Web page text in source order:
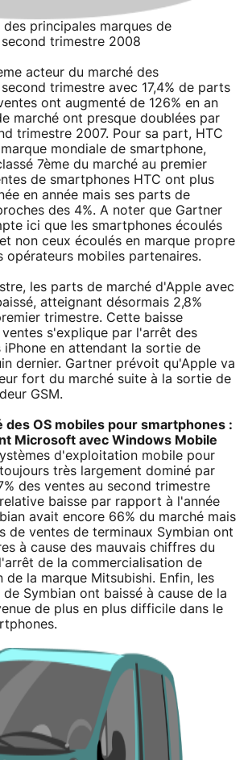
des principales marques de
trimestre 2008
acteur du marché des
trimestre avec 17,4% de parts
ont augmenté de 126% en an
marché ont presque doublées par
trimestre 2007. Pour sa part, HTC
mondiale de smartphone,
7ème du marché au premier
de smartphones HTC ont plus
en année mais ses parts de
des 4%. A noter que Gartner
ici que les smartphones écoulés
non ceux écoulés en marque propre
opérateurs mobiles partenaires.
les parts de marché d'Apple avec
atteignant désormais 2,8%
trimestre. Cette baisse
s'explique par l'arrêt des
iPhone en attendant la sortie de
dernier. Gartner prévoit qu'Apple va
fort du marché suite à la sortie de
GSM.
des OS mobiles pour smartphones :
Microsoft avec Windows Mobile
d'exploitation mobile pour
très largement dominé par
des ventes au second trimestre
baisse par rapport à l'année
avait encore 66% du marché mais
de ventes de terminaux Symbian ont
à cause des mauvais chiffres du
de la commercialisation de
de la marque Mitsubishi. Enfin, les
Symbian ont baissé à cause de la
de plus en plus difficile dans le